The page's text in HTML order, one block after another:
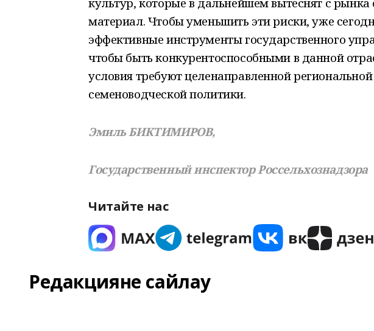
материал. Чтобы уменьшить эти риски, уже
эффективные инструменты государственного
чтобы быть конкурентоспособными в данной
условия требуют целенаправленной
семеноводческой политики.
Эмиль БИКТИМИРОВ,
Государственный инспектор Россельхознадзора
Читайте нас
Редакцияне сайлау